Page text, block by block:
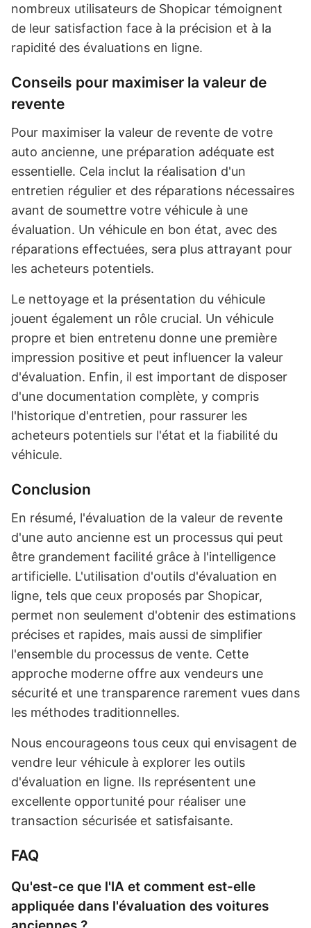
nombreux utilisateurs de Shopicar témoignent
de leur satisfaction face à la précision et à la
rapidité des évaluations en ligne.
Conseils pour maximiser la valeur de
revente
Pour maximiser la valeur de revente de votre
auto ancienne, une préparation adéquate est
essentielle. Cela inclut la réalisation d'un
entretien régulier et des réparations nécessaires
avant de soumettre votre véhicule à une
évaluation. Un véhicule en bon état, avec des
réparations effectuées, sera plus attrayant pour
les acheteurs potentiels.
Le nettoyage et la présentation du véhicule
jouent également un rôle crucial. Un véhicule
propre et bien entretenu donne une première
impression positive et peut influencer la valeur
d'évaluation. Enfin, il est important de disposer
d'une documentation complète, y compris
l'historique d'entretien, pour rassurer les
acheteurs potentiels sur l'état et la fiabilité du
véhicule.
Conclusion
En résumé, l'évaluation de la valeur de revente
d'une auto ancienne est un processus qui peut
être grandement facilité grâce à l'intelligence
artificielle. L'utilisation d'outils d'évaluation en
ligne, tels que ceux proposés par Shopicar,
permet non seulement d'obtenir des estimations
précises et rapides, mais aussi de simplifier
l'ensemble du processus de vente. Cette
approche moderne offre aux vendeurs une
sécurité et une transparence rarement vues dans
les méthodes traditionnelles.
Nous encourageons tous ceux qui envisagent de
vendre leur véhicule à explorer les outils
d'évaluation en ligne. Ils représentent une
excellente opportunité pour réaliser une
transaction sécurisée et satisfaisante.
FAQ
Qu'est-ce que l'IA et comment est-elle
appliquée dans l'évaluation des voitures